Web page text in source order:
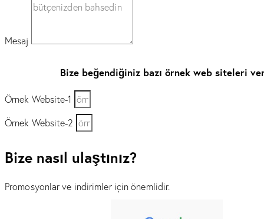
Mesaj
Bize beğendiğiniz bazı örnek web siteleri
Örnek Website-1
Örnek Website-2
Bize nasıl ulaştınız?
Promosyonlar ve indirimler için önemlidir.